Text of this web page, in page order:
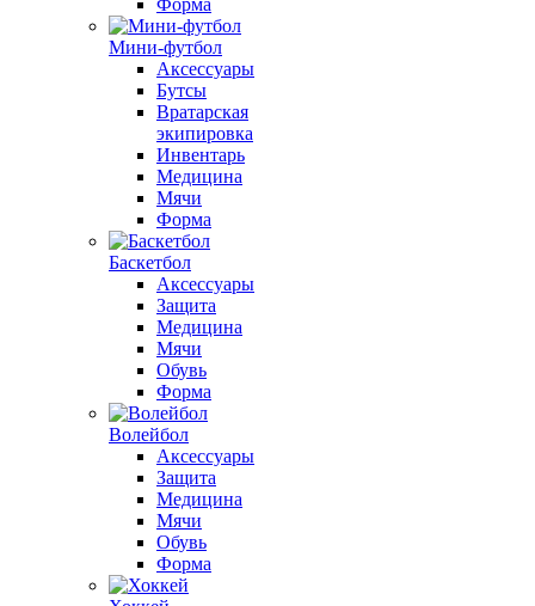
Форма
Мини-футбол
Аксессуары
Бутсы
Вратарская
экипировка
Инвентарь
Медицина
Мячи
Форма
Баскетбол
Аксессуары
Защита
Медицина
Мячи
Обувь
Форма
Волейбол
Аксессуары
Защита
Медицина
Мячи
Обувь
Форма